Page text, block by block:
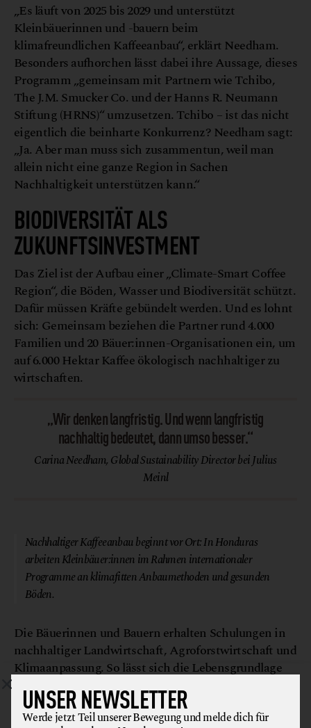
„Es läuft von 2025 bis 2029 und unterstützt
Kleinbäuerinnen und -bauern beim
klimafreundlichen Kaffeeanbau“, erklärt Needham.
Besonders aufhorchen lässt dabei ihre Aussage, dieses
Programm „gemeinsam mit Partnern wie Tchibo,
The J.M. Smucker Co. und der Hanns R. Neumann
Stiftung (HRNS)“ umzusetzen. Tchibo – ist das nicht
eigentlich die beinharte Konkurrenz? Needham sagt:
„Ja. Aber man muss sich zusammentun, weil man
allein nicht eine ganze Region in Sachen
Nachhaltigkeit unterstützen kann.“
BIODIVERSITÄT ALS
ZUKUNFTSINVESTMENT
Das Ziel ist der Aufbau einer „Climate-Smart Coffee
Region“, die Böden, Wasser und Biodiversität schützt.
Dafür müssen Kräfte gebündelt werden. Und es lohnt
sich: Gemeinsam beziehen die Partner rund 4.000
Familien und 20 Bäuer:innen-Organisationen ein, um
auf 6.000 Hektar Kaffee ökologisch nachhaltiger zu
wirtschaften.
„Wir denken langfristig. Und wenn langfristig
nachhaltig bedeutet, dann umso besser.“
Carina Needham, Global Sustainability Director bei Julius
Meinl
Nachhaltiger Kaffeeanbau beginnt vor Ort: In Honduras
arbeiten Kleinbäuer:innen im Rahmen internationaler
Programme an klimafitten Anbaumethoden und gesunden
Böden.
Die Bäuerinnen und Bauern erhalten Schulungen in
nachhaltiger Landwirtschaft, Agroforstwirtschaft und
Klimaanpassung. So lässt sich die Lebensgrundlage
widerstandsfähiger gegen Umweltprobleme machen.
UNSER NEWSLETTER
Werde jetzt Teil unserer Bewegung und melde dich für